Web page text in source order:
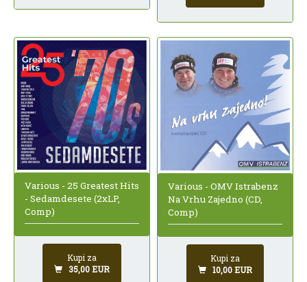
Various - 25 Greatest Hits
- Sedamdesete (2xLP,
Comp)
Kupi za
35,00 EUR
Various - OMV Istrabenz
Na Vrhu Zajedno (CD,
Comp)
Kupi za
10,00 EUR